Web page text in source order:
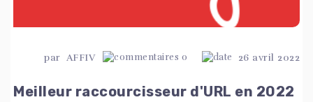
par AFFIV 0 26 avril 2022
Meilleur raccourcisseur d'URL en 2022